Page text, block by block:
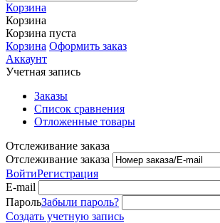
Корзина
Корзина
Корзина пуста
Корзина Оформить заказ
Аккаунт
Учетная запись
Заказы
Список сравнения
Отложенные товары
Отслеживание заказа
Отслеживание заказа
ВойтиРегистрация
E-mail
ПарольЗабыли пароль?
Создать учетную запись